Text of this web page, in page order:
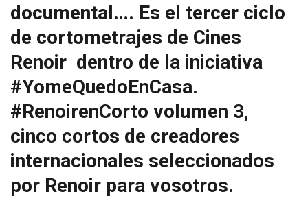
documental…. Es el tercer ciclo
de cortometrajes de Cines
Renoir dentro de la iniciativa
#YomeQuedoEnCasa.
#RenoirenCorto volumen 3,
cinco cortos de creadores
internacionales seleccionados
por Renoir para vosotros.